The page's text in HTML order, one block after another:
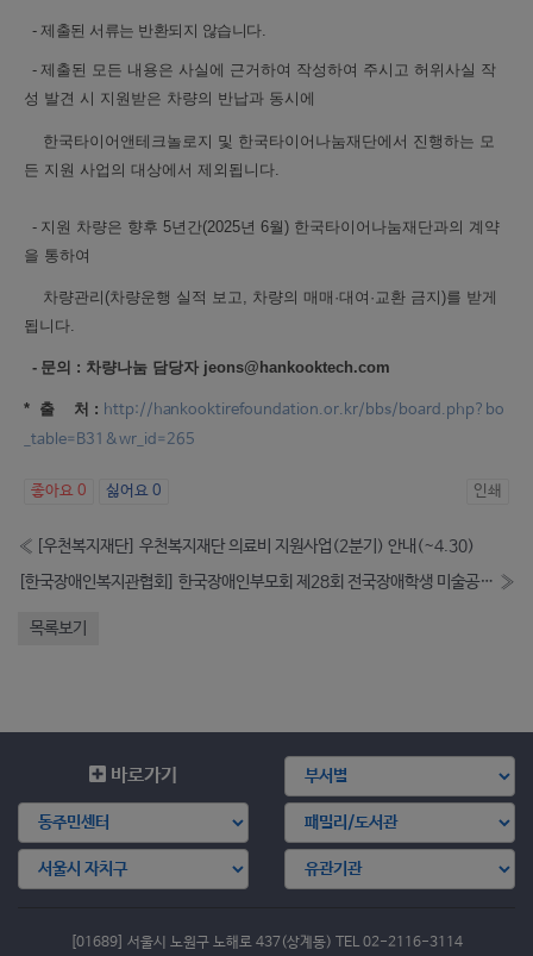
- 제출된 서류는 반환되지 않습니다.
- 제출된 모든 내용은 사실에 근거하여 작성하여 주시고 허위사실 작
성 발견 시 지원받은 차량의 반납과 동시에
한국타이어앤테크놀로지 및 한국타이어나눔재단에서 진행하는 모
든 지원 사업의 대상에서 제외됩니다.
- 지원 차량은 향후 5년간(2025년 6월) 한국타이어나눔재단과의 계약
을 통하여
차량관리(차량운행 실적 보고, 차량의 매매 ·대여·교환 금지)를 받게
됩니다.
- 문의 : 차량나눔 담당자 jeons@hankooktech.com
* 출 처 : http://hankooktirefoundation.or.kr/bbs/board.php?bo
_table=B31&wr_id=265
좋아요 0 싫어요 0 인쇄
« [우천복지재단] 우천복지재단 의료비 지원사업(2분기) 안내(~4.30)
[한국장애인복지관협회] 한국장애인부모회 제28회 전국장애학생 미술공모전 안내 »
목록보기
바로가기
[01689] 서울시 노원구 노해로 437(상계동) TEL 02-2116-3114